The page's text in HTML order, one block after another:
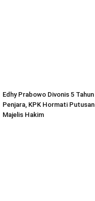
Edhy Prabowo Divonis 5 Tahun
Penjara, KPK Hormati Putusan
Majelis Hakim